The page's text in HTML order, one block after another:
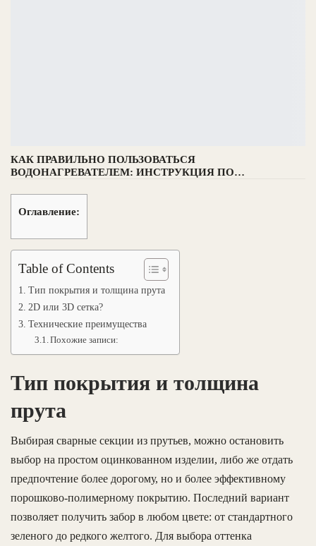
КАК ПРАВИЛЬНО ПОЛЬЗОВАТЬСЯ
ВОДОНАГРЕВАТЕЛЕМ: ИНСТРУКЦИЯ ПО…
Оглавление:
Table of Contents
Тип покрытия и толщина прута
2D или 3D сетка?
Технические преимущества
Похожие записи:
Тип покрытия и толщина
прута
Выбирая сварные секции из прутьев, можно остановить
выбор на простом оцинкованном изделии, либо же отдать
предпочтение более дорогому, но и более эффективному
порошково-полимерному покрытию. Последний вариант
позволяет получить забор в любом цвете: от стандартного
зеленого до редкого желтого. Для выбора оттенка